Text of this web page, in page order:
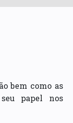
bem como as
papel nos